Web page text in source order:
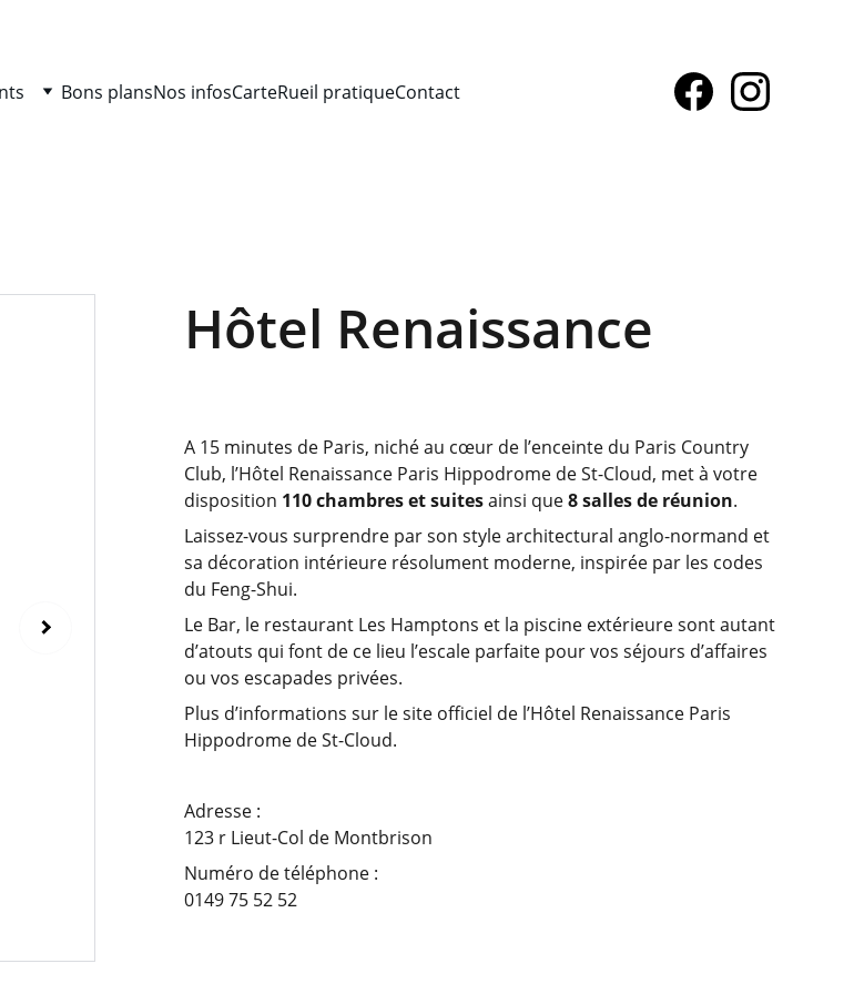
Bons plansNos infosCarteRueil pratiqueContact
Hôtel Renaissance
A 15 minutes de Paris, niché au cœur de l’enceinte du Paris Country
Club, l’Hôtel Renaissance Paris Hippodrome de St-Cloud, met à votre
disposition 110 chambres et suitesainsi que8 salles de réunion.
Laissez-vous surprendre par son style architectural anglo-normand et
sa décoration intérieure résolument moderne, inspirée par les codes
du Feng-Shui.
Le Bar, le restaurant Les Hamptons et la piscine extérieure sont autant
d’atouts qui font de ce lieu l’escale parfaite pour vos séjours d’affaires
ou vos escapades privées.
Plus d’informations sur le site officiel de l’Hôtel Renaissance Paris
Hippodrome de St-Cloud.
Adresse :
123 r Lieut-Col de Montbrison
Numéro de téléphone :
0149 75 52 52